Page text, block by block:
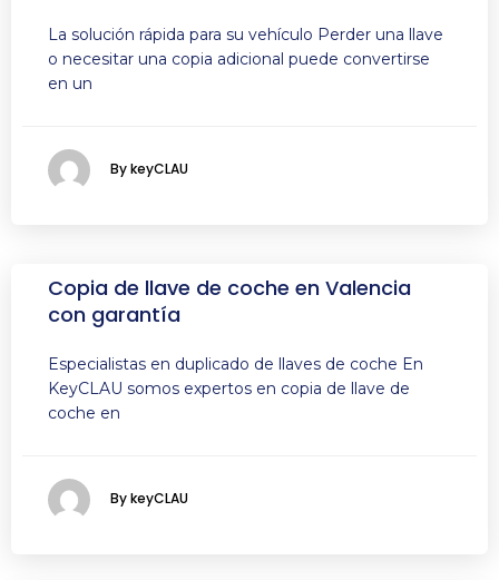
La solución rápida para su vehículo Perder una llave
o necesitar una copia adicional puede convertirse
en un
By keyCLAU
Copia de llave de coche en Valencia
con garantía
Especialistas en duplicado de llaves de coche En
KeyCLAU somos expertos en copia de llave de
coche en
By keyCLAU